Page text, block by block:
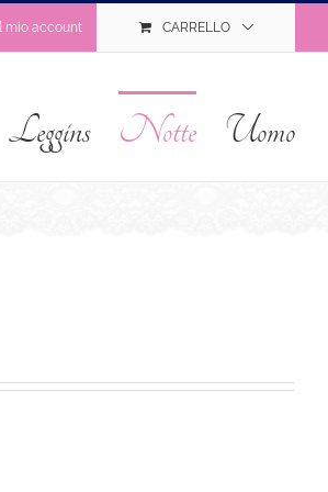
Il mio account CARRELLO
Leggins Notte Uomo